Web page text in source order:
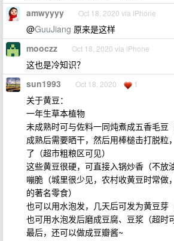
amwyyyy Oct 18, 2020 via iPhone
@GuuJiang 原来是这样
mooczz Oct 18, 2020 via iPhone
这也是冷知识？
sun1993 Oct 18, 2020 1
关于黄豆：
一年生草本植物
未成熟时可与佐料一同炖煮成五香毛豆
成熟后需要晒干，然后用棒槌击打脱粒
了（超市粗粮区可见）
这些黄豆很硬，可直接入锅炒香（不放
嘣脆（城里很少见，农村收黄豆时常做
的著名零食）
也可以用水泡发，几天后可发为黄豆芽
也可用水泡发后磨成豆腐、豆浆（超时
最后，还可以做成豆瓣酱~